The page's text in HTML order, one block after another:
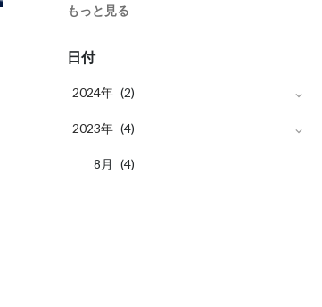
もっと見る
日付
2024年 (2)
3月 (2)
2023年 (4)
8 月 (4)